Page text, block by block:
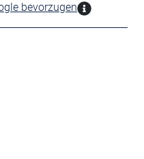
bevorzugen